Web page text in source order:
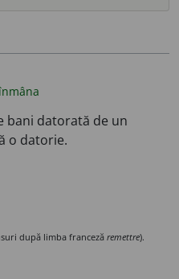
bani datorată de un
o datorie.
după limba franceză remettre).